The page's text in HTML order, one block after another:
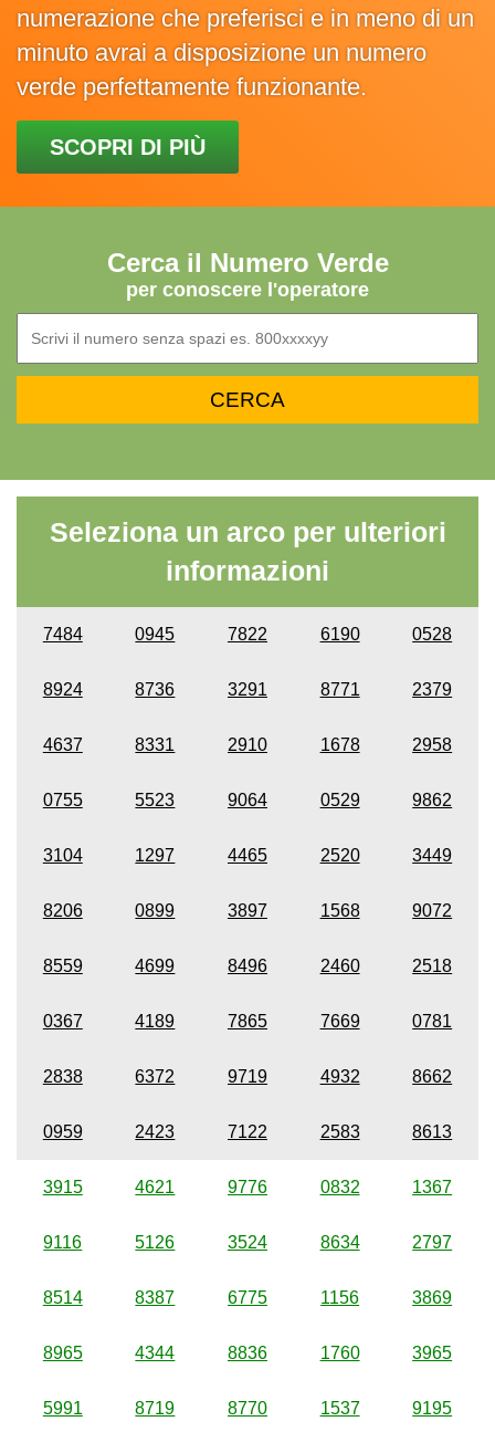
numerazione che preferisci e in meno di un
minuto avrai a disposizione un numero
verde perfettamente funzionante.
SCOPRI DI PIÙ
Cerca il Numero Verde
per conoscere l'operatore
Seleziona un arco per ulteriori
informazioni
7484 0945 7822 6190 0528
8924 8736 3291 8771 2379
4637 8331 2910 1678 2958
0755 5523 9064 0529 9862
3104 1297 4465 2520 3449
8206 0899 3897 1568 9072
8559 4699 8496 2460 2518
0367 4189 7865 7669 0781
2838 6372 9719 4932 8662
0959 2423 7122 2583 8613
3915 4621 9776 0832 1367
9116 5126 3524 8634 2797
8514 8387 6775 1156 3869
8965 4344 8836 1760 3965
5991 8719 8770 1537 9195